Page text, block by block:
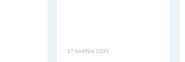
17 ноября 2015